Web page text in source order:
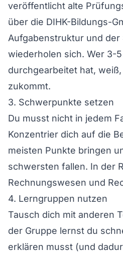
veröffentlicht alte
über die DIHK-Bildungs-
Aufgabenstruktur und
wiederholen sich. Wer 3-
durchgearbeitet hat,
zukommt.
3. Schwerpunkte setzen
Du musst nicht in jedem
Konzentrier dich auf die
meisten Punkte bringen
schwersten fallen. In der
Rechnungswesen und
4. Lerngruppen nutzen
Tausch dich mit anderen
der Gruppe lernst du
erklären musst (und